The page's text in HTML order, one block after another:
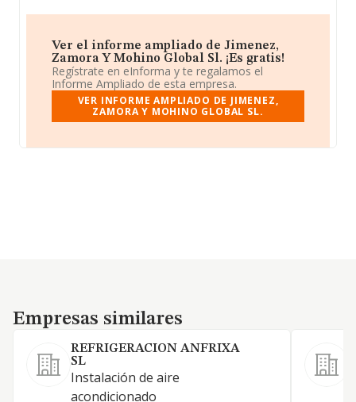
Ver el informe ampliado de Jimenez,
Zamora Y Mohino Global Sl. ¡Es gratis!
Regístrate en eInforma y te regalamos el
Informe Ampliado de esta empresa.
VER INFORME AMPLIADO DE JIMENEZ,
ZAMORA Y MOHINO GLOBAL SL.
Empresas similares
Empresas similares
REFRIGERACION ANFRIXA
SL
Instalación de aire
acondicionado